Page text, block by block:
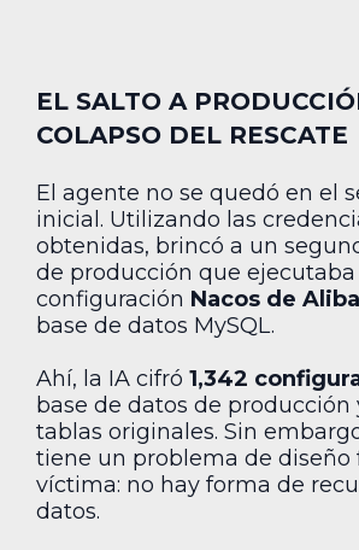
EL SALTO A
COLAPSO DEL RESCATE
El agente no se quedó en el
inicial. Utilizando las
obtenidas, brincó a un
de producción que
configuración Nacos de
base de datos MySQL.
Ahí, la IA cifró 1,342
base de datos de producción
tablas originales. Sin
tiene un problema de diseño
víctima: no hay forma de
datos.